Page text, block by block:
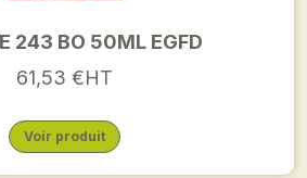
243 BO 50ML EGFD
61,53 €HT
Voir produit